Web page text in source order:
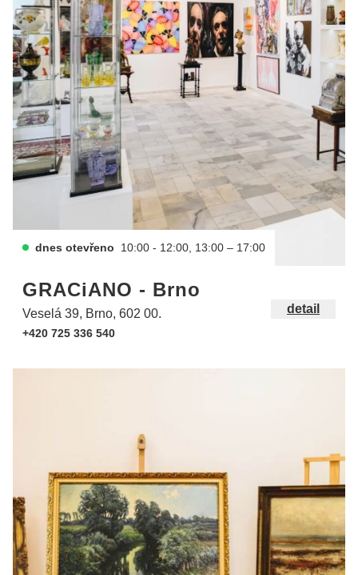
dnes otevřeno 10:00 - 12:00, 13:00 – 17:00
GRACiANO - Brno
Veselá 39, Brno, 602 00.
+420 725 336 540
detail